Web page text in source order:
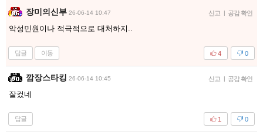
장미의신부 26-06-14 10:47 신고 | 공감 확인
악성민원이나 적극적으로 대처하지..
답글 이동 0
4
깜장스타킹 26-06-14 10:45 신고 | 공감 확인
잘컸네
답글 0
1